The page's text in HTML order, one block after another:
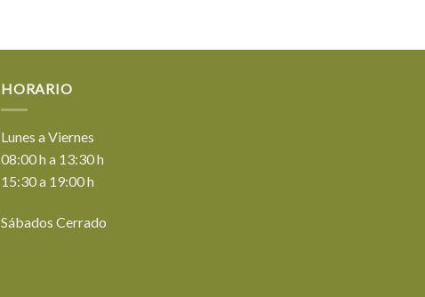
HORARIO
Lunes a Viernes
08:00 h a 13:30 h
15:30 a 19:00 h
Sábados Cerrado